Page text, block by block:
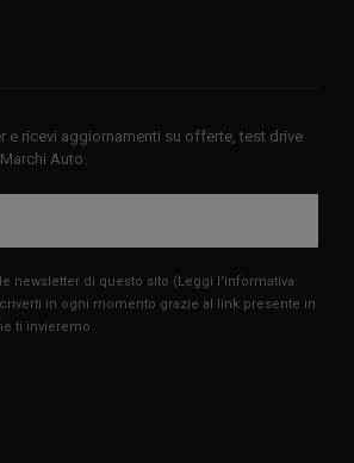
e ricevi aggiornamenti su offerte, test drive
Auto.
newsletter di questo sito (Leggi l'informativa
in ogni momento grazie al link presente in
ti invieremo.